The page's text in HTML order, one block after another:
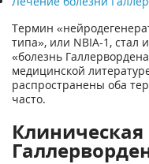
Термин
типа», или NBIA-1, стал
«болезнь
медицинской
распространены оба
часто.